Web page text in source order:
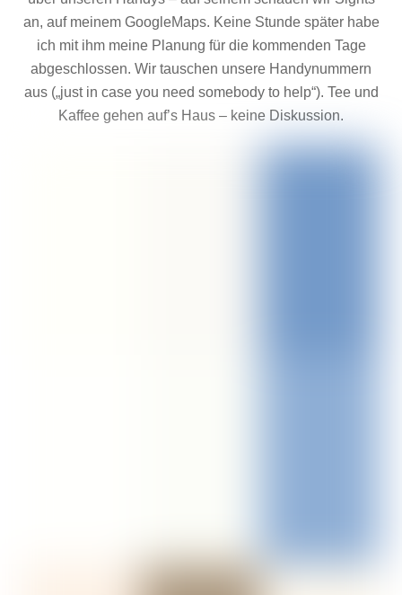
an, auf meinem GoogleMaps. Keine Stunde später habe
ich mit ihm meine Planung für die kommenden Tage
abgeschlossen. Wir tauschen unsere Handynummern
aus („just in case you need somebody to help“). Tee und
Kaffee gehen auf’s Haus – keine Diskussion.